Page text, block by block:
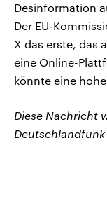
Desinformation
Der EU-
X das erste, das
eine Online-
könnte eine
Diese Nachricht